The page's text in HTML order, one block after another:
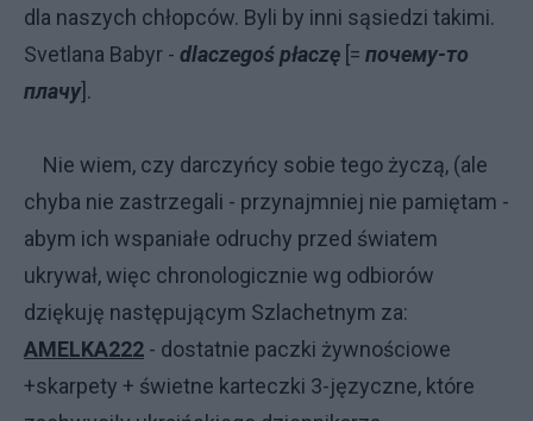
dla naszych chłopców. Byli by inni sąsiedzi takimi.
Svetlana Babyr - dlaczegoś płaczę [= почему-то
плачу ].
Nie wiem, czy darczyńcy sobie tego życzą, (ale
chyba nie zastrzegali - przynajmniej nie pamiętam -
abym ich wspaniałe odruchy przed światem
ukrywał, więc chronologicznie wg odbiorów
dziękuję następującym Szlachetnym za:
AMELKA222 - dostatnie paczki żywnościowe
+skarpety + świetne karteczki 3-języczne, które